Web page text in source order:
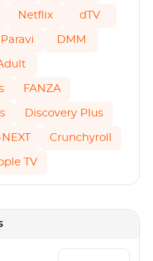
Netflix dTV
Paravi DMM
FANZA
Discovery Plus
Crunchyroll
TV